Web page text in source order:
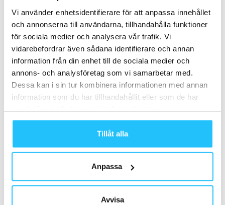
Vi använder enhetsidentifierare för att anpassa innehållet
och annonserna till användarna, tillhandahålla funktioner
för sociala medier och analysera vår trafik. Vi
vidarebefordrar även sådana identifierare och annan
information från din enhet till de sociala medier och
annons- och analysföretag som vi samarbetar med.
Dessa kan i sin tur kombinera informationen med annan
information som du har tillhandahållit eller som de har
Tillåt alla
Anpassa
Avvisa
HETAST JUST NU
Business
omsättningen ökar och
Digitalt
din gruppträning
Folk på väg